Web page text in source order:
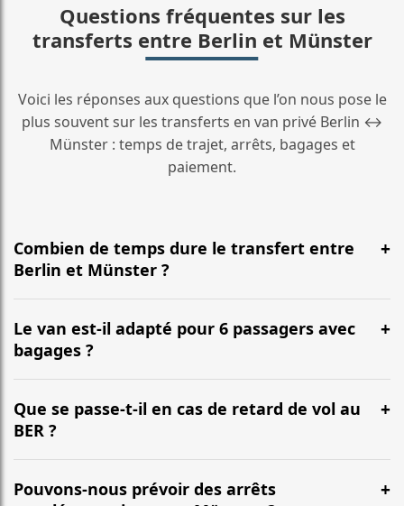
Questions fréquentes sur les
transferts entre Berlin et Münster
Voici les réponses aux questions que l’on nous pose le
plus souvent sur les transferts en van privé Berlin ↔
Münster : temps de trajet, arrêts, bagages et
paiement.
Combien de temps dure le transfert entre
Berlin et Münster ?
En général, la durée est d’environ 4 Std. 50 Min. pour
une distance d’environ 462 km. L’itinéraire emprunte le
plus souvent l’autoroute et peut varier selon le trafic.
Le van est-il adapté pour 6 passagers avec
bagages ?
Oui. Nos vans (Mercedes Classe V, VW Multivan) sont
conçus pour accueillir confortablement jusqu’à 6
passagers, avec une capacité habituelle de 6 à 7
Que se passe-t-il en cas de retard de vol au
BER ?
Nous suivons votre vol en temps réel. Votre chauffeur
ajuste l’heure de prise en charge, sans frais
Pouvons-nous prévoir des arrêts